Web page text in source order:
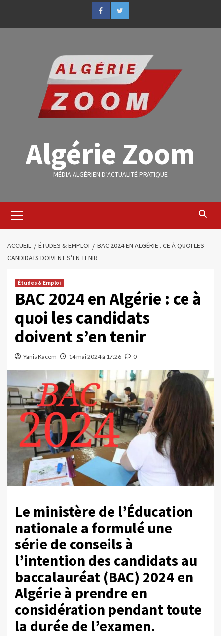
Algérie Zoom
MÉDIA ALGÉRIEN D’ACTUALITÉ PRATIQUE
ACCUEIL ÉTUDES & EMPLOI
BAC 2024 EN ALGÉRIE : CE À QUOI LES
CANDIDATS DOIVENT S’EN TENIR
Études & Emploi
BAC 2024 en Algérie : ce à
quoi les candidats
doivent s’en tenir
Yanis Kacem 14 mai 2024 à 17:26 0
Le ministère de l’Éducation
nationale a formulé une
série de conseils à
l’intention des candidats au
baccalauréat (BAC) 2024 en
Algérie à prendre en
considération pendant toute
la durée de l’examen.